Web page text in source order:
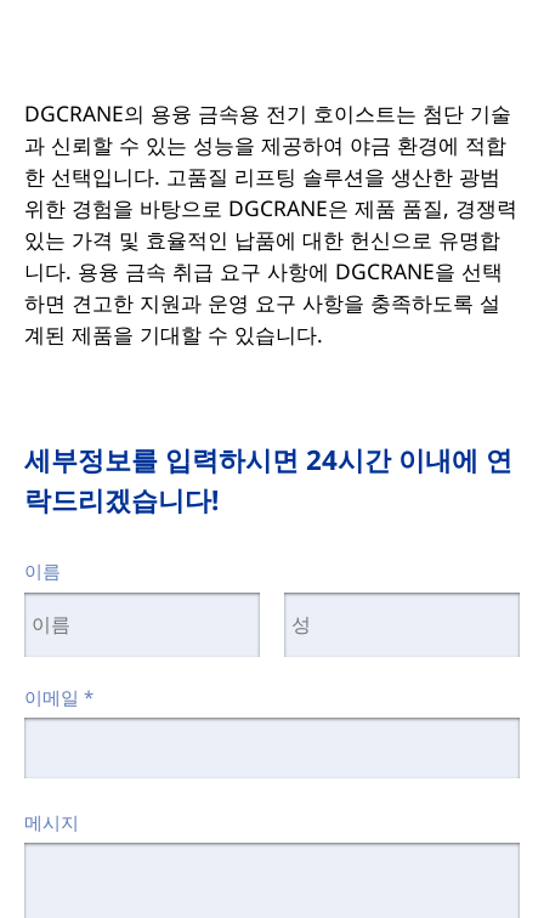
DGCRANE의 용융 금속용 전기 호이스트는 첨단 기술
과 신뢰할 수 있는 성능을 제공하여 야금 환경에 적합
한 선택입니다. 고품질 리프팅 솔루션을 생산한 광범
위한 경험을 바탕으로 DGCRANE은 제품 품질, 경쟁력
있는 가격 및 효율적인 납품에 대한 헌신으로 유명합
니다. 용융 금속 취급 요구 사항에 DGCRANE을 선택
하면 견고한 지원과 운영 요구 사항을 충족하도록 설
계된 제품을 기대할 수 있습니다.
세부정보를 입력하시면 24시간 이내에 연
락드리겠습니다!
이름
이메일 *
메시지